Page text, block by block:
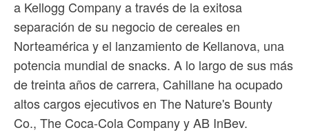
a Kellogg Company a través de la exitosa
separación de su negocio de cereales en
Norteamérica y el lanzamiento de Kellanova, una
potencia mundial de snacks. A lo largo de sus más
de treinta años de carrera, Cahillane ha ocupado
altos cargos ejecutivos en The Nature's Bounty
Co., The Coca-Cola Company y AB InBev.